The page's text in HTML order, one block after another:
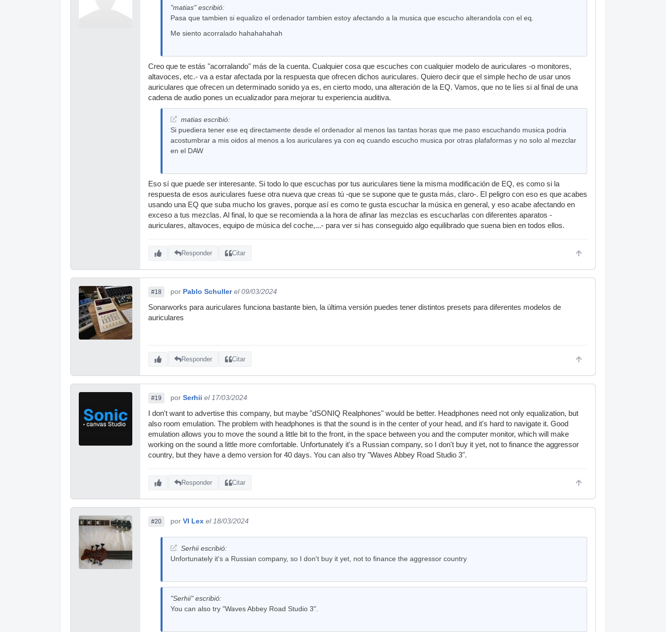
"matias" escribió:
Pasa que tambien si equalizo el ordenador tambien estoy afectando a la musica que escucho alterandola con el eq.
Me siento acorralado hahahahahah
Creo que te estás "acorralando" más de la cuenta. Cualquier cosa que escuches con cualquier modelo de auriculares -o monitores,
altavoces, etc.- va a estar afectada por la respuesta que ofrecen dichos auriculares. Quiero decir que el simple hecho de usar unos
auriculares que ofrecen un determinado sonido ya es, en cierto modo, una alteración de la EQ. Vamos, que no te líes si al final de una
cadena de audio pones un ecualizador para mejorar tu experiencia auditiva.
matias escribió:
Si puediera tener ese eq directamente desde el ordenador al menos las tantas horas que me paso escuchando musica podria
acostumbrar a mis oidos al menos a los auriculares ya con eq cuando escucho musica por otras plafaformas y no solo al mezclar
en el DAW
Eso sí que puede ser interesante. Si todo lo que escuchas por tus auriculares tiene la misma modificación de EQ, es como si la
respuesta de esos auriculares fuese otra nueva que creas tú -que se supone que te gusta más, claro-. El peligro con eso es que acabes
usando una EQ que suba mucho los graves, porque así es como te gusta escuchar la música en general, y eso acabe afectando en
exceso a tus mezclas. Al final, lo que se recomienda a la hora de afinar las mezclas es escucharlas con diferentes aparatos -
auriculares, altavoces, equipo de música del coche,...- para ver si has conseguido algo equilibrado que suena bien en todos ellos.
Responder Citar
#18 por Pablo Schuller el 09/03/2024
Sonarworks para auriculares funciona bastante bien, la última versión puedes tener distintos presets para diferentes modelos de
auriculares
Responder Citar
#19 por Serhii el 17/03/2024
I don't want to advertise this company, but maybe "dSONIQ Realphones" would be better. Headphones need not only equalization, but
also room emulation. The problem with headphones is that the sound is in the center of your head, and it's hard to navigate it. Good
emulation allows you to move the sound a little bit to the front, in the space between you and the computer monitor, which will make
working on the sound a little more comfortable. Unfortunately it's a Russian company, so I don't buy it yet, not to finance the aggressor
country, but they have a demo version for 40 days. You can also try "Waves Abbey Road Studio 3".
Responder Citar
#20 por VI Lex el 18/03/2024
Serhii escribió:
Unfortunately it's a Russian company, so I don't buy it yet, not to finance the aggressor country
"Serhii" escribió:
You can also try "Waves Abbey Road Studio 3".